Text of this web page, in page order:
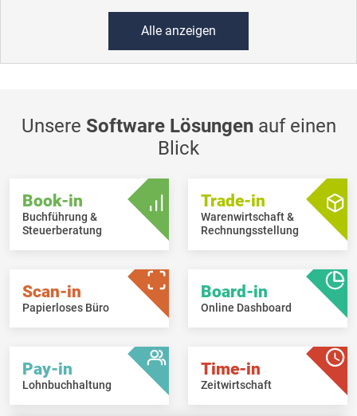
Alle anzeigen
Unsere Software Lösungenauf einen
Blick
Book-in
Buchführung &
Steuerberatung
Trade-in
Warenwirtschaft &
Rechnungsstellung
Scan-in
Papierloses Büro
Board-in
Online Dashboard
Pay-in
Lohnbuchhaltung
Time-in
Zeitwirtschaft